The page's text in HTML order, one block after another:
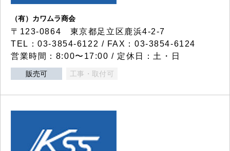
（有）カワムラ商会
〒123-0864 東京都足立区鹿浜4-2-7
TEL：03-3854-6122 / FAX：03-3854-6124
営業時間：8:00〜17:00 / 定休日：土・日
販売可 工事・取付可